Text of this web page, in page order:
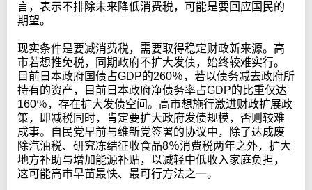
言，表示不排除未来降低消费税，可能是要回应国民的
期望。
现实条件是要减消费税，需要取得稳定财政新来源。高
市若想推免税，同期政府不扩大发债，始终较难实行。
目前日本政府国债占GDP的260％，若以债务减去政府所
持有的资产，目前日本政府净债务率占GDP的比重仅达
160％，存在扩大发债空间。高市想施行激进财政扩展政
策，即减税同时，肯定要扩大政府发债规模，否则较难
成事。自民党早前与维新党签署的协议中，除了达成废
除汽油税、研究冻结征收食品8％消费税两年之外，扩大
地方补助与增加能源补贴，以减轻中低收入家庭负担，
这可能高市早苗最快、最可行方法之一。